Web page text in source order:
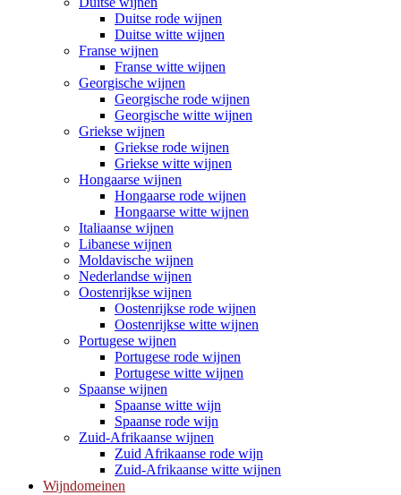
Duitse rode wijnen
Duitse witte wijnen
Franse wijnen
Franse witte wijnen
Georgische wijnen
Georgische rode wijnen
Georgische witte wijnen
Griekse wijnen
Griekse rode wijnen
Griekse witte wijnen
Hongaarse wijnen
Hongaarse rode wijnen
Hongaarse witte wijnen
Italiaanse wijnen
Libanese wijnen
Moldavische wijnen
Nederlandse wijnen
Oostenrijkse wijnen
Oostenrijkse rode wijnen
Oostenrijkse witte wijnen
Portugese wijnen
Portugese rode wijnen
Portugese witte wijnen
Spaanse wijnen
Spaanse witte wijn
Spaanse rode wijn
Zuid-Afrikaanse wijnen
Zuid Afrikaanse rode wijn
Zuid-Afrikaanse witte wijnen
Wijndomeinen